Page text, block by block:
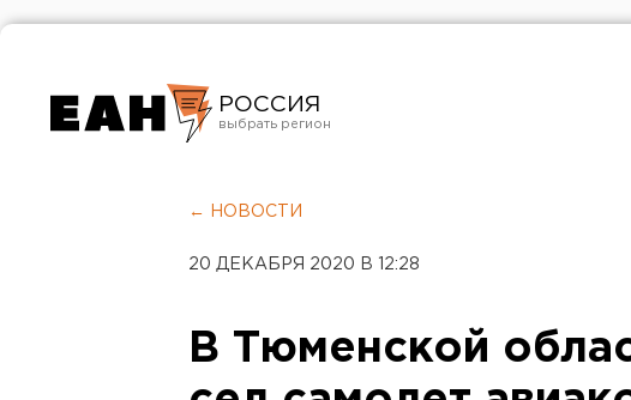
РОССИЯ
Челябинск
← НОВОСТИ
20 ДЕКАБРЯ 2020 В 12:28
В Тюменской